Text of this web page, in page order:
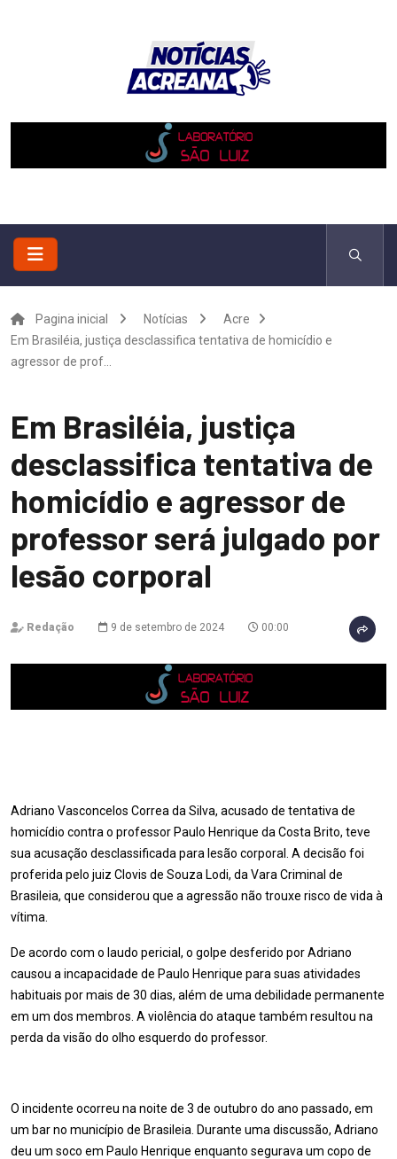
Pagina inicial Notícias
Acre
Em Brasiléia, justiça desclassifica tentativa de homicídio e
agressor de prof...
Em Brasiléia, justiça
desclassifica tentativa de
homicídio e agressor de
professor será julgado por
lesão corporal
Redação 9 de setembro de 2024 00:00
Adriano Vasconcelos Correa da Silva, acusado de tentativa de
homicídio contra o professor Paulo Henrique da Costa Brito, teve
sua acusação desclassificada para lesão corporal. A decisão foi
proferida pelo juiz Clovis de Souza Lodi, da Vara Criminal de
Brasileia, que considerou que a agressão não trouxe risco de vida à
vítima.
De acordo com o laudo pericial, o golpe desferido por Adriano
causou a incapacidade de Paulo Henrique para suas atividades
habituais por mais de 30 dias, além de uma debilidade permanente
em um dos membros. A violência do ataque também resultou na
perda da visão do olho esquerdo do professor.
O incidente ocorreu na noite de 3 de outubro do ano passado, em
um bar no município de Brasileia. Durante uma discussão, Adriano
deu um soco em Paulo Henrique enquanto segurava um copo de